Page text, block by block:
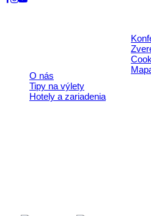
O nás
Tipy na výlety
Hotely a zariadenia